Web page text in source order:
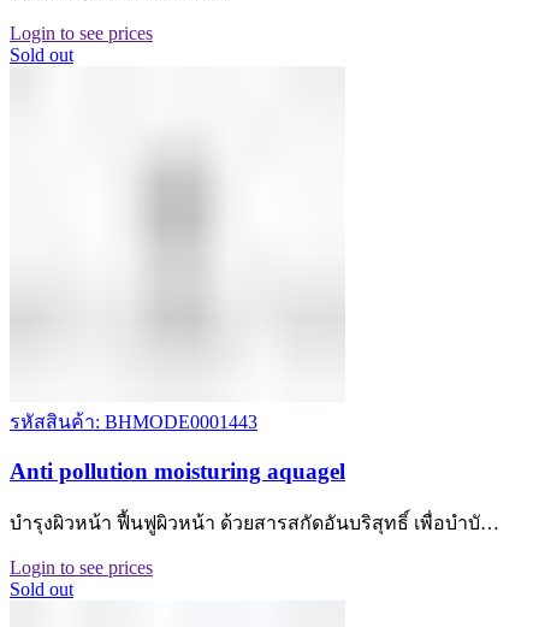
Login to see prices
Sold out
รหัสสินค้า: BHMODE0001443
Anti pollution moisturing aquagel
บำรุงผิวหน้า ฟื้นฟูผิวหน้า ด้วยสารสกัดอันบริสุทธิ์ เพื่อบำบั…
Login to see prices
Sold out